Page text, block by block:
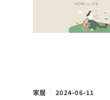
家居 2024-06-11